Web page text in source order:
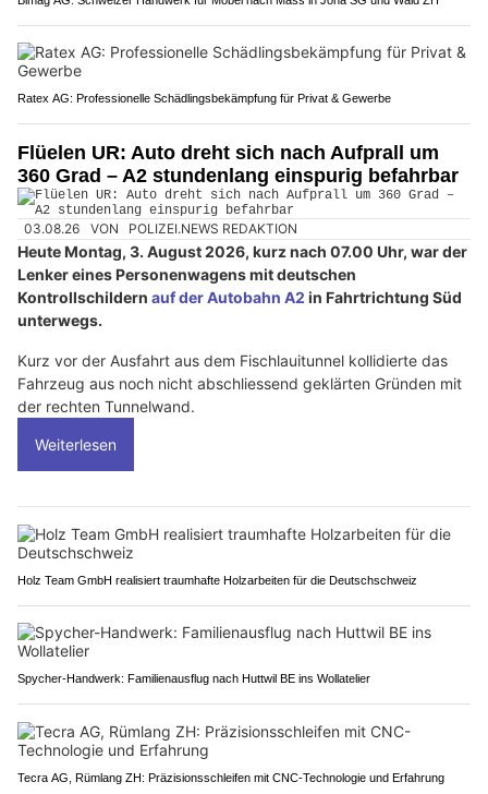
Ratex AG: Professionelle Schädlingsbekämpfung für Privat & Gewerbe
Flüelen UR: Auto dreht sich nach Aufprall um
360 Grad – A2 stundenlang einspurig befahrbar
03.08.26 VON POLIZEI.NEWS REDAKTION
Heute Montag, 3. August 2026, kurz nach 07.00 Uhr, war der
Lenker eines Personenwagens mit deutschen
Kontrollschildern auf der Autobahn A2 in Fahrtrichtung Süd
unterwegs.
Kurz vor der Ausfahrt aus dem Fischlauitunnel kollidierte das
Fahrzeug aus noch nicht abschliessend geklärten Gründen mit
der rechten Tunnelwand.
Weiterlesen
Holz Team GmbH realisiert traumhafte Holzarbeiten für die Deutschschweiz
Spycher-Handwerk: Familienausflug nach Huttwil BE ins Wollatelier
Tecra AG, Rümlang ZH: Präzisionsschleifen mit CNC-Technologie und Erfahrung